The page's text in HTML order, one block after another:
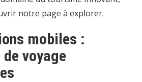
notre page à explorer.
mobiles :
voyage